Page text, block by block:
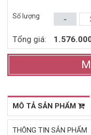
Số lượng -
Tổng giá:
MÔ TẢ SẢN PHẨM
THÔNG TIN SẢN PHẨM